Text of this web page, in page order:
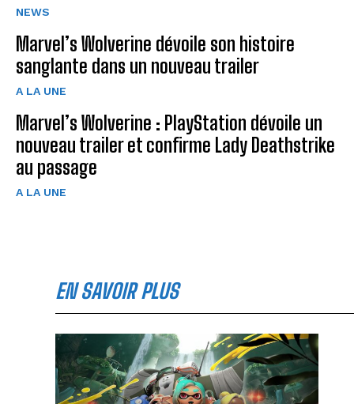
NEWS
Marvel’s Wolverine dévoile son histoire
sanglante dans un nouveau trailer
A LA UNE
Marvel’s Wolverine : PlayStation dévoile un
nouveau trailer et confirme Lady Deathstrike
au passage
A LA UNE
EN SAVOIR PLUS